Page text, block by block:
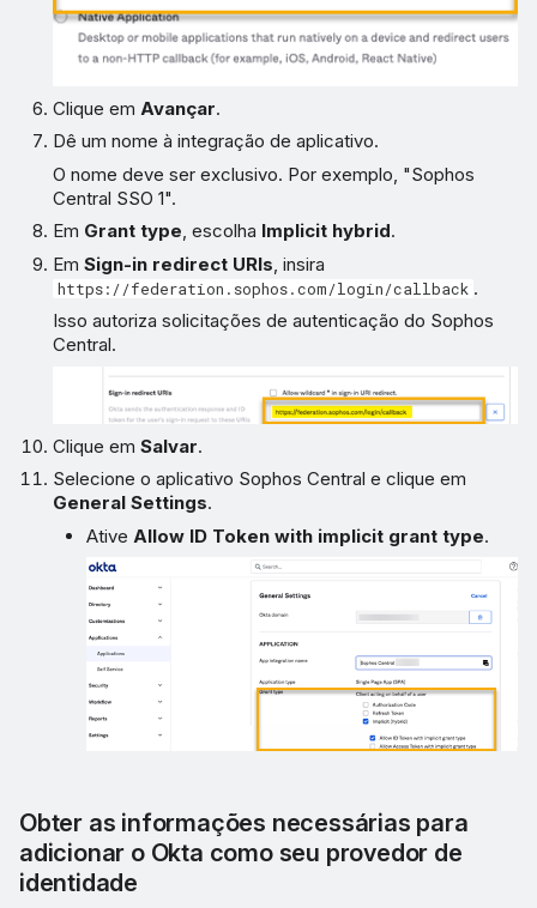
Clique em Avançar.
Dê um nome à integração de aplicativo.
O nome deve ser exclusivo. Por exemplo, "Sophos
Central SSO 1".
Em Grant type, escolha Implicit hybrid.
EmSign-in redirect URIs , insira
https://federation.sophos.com/login/callback .
Isso autoriza solicitações de autenticação do Sophos
Central.
Clique emSalvar.
Selecione o aplicativo Sophos Central e clique em
General Settings.
Ative Allow ID Token with implicit grant type.
Obter as informações necessárias para
adicionar o Okta como seu provedor de
identidade